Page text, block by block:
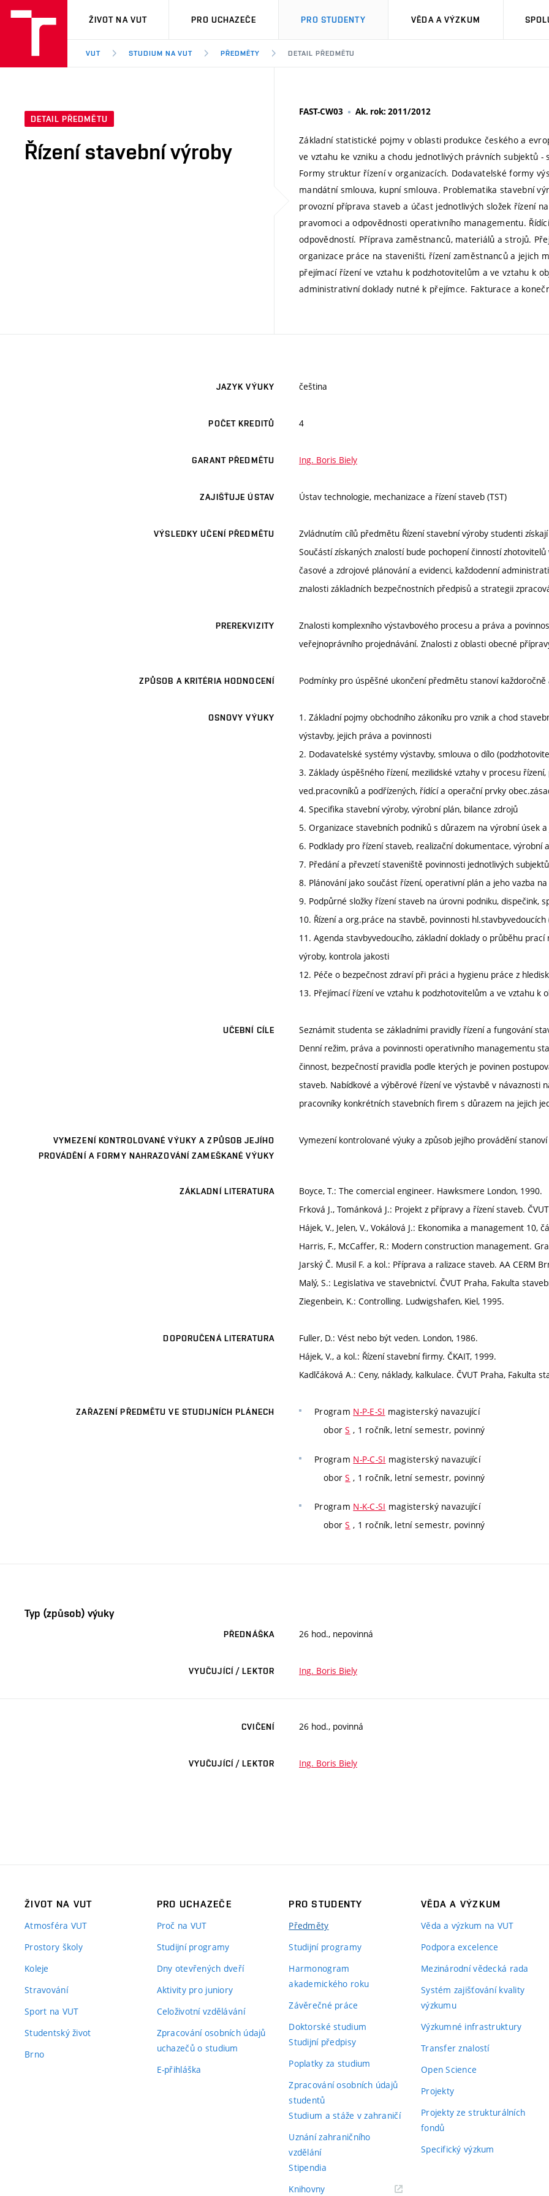
VUT
ŽIVOT NA VUT PRO UCHAZEČE PRO STUDENTY VĚDA A VÝZKUM
VUT STUDIUM NA VUT PŘEDMĚTY DETAIL PŘEDMĚTU
DETAIL PŘEDMĚTU
Řízení stavební výroby
FAST-CW03 Ak. rok: 2011/2012
Základní statistické pojmy v oblasti produkce českého a
ve vztahu ke vzniku a chodu jednotlivých právních subjektů
Formy struktur řízení v organizacích. Dodavatelské formy
mandátní smlouva, kupní smlouva. Problematika stavební
provozní příprava staveb a účast jednotlivých složek řízení
pravomoci a odpovědnosti operativního managementu.
odpovědností. Příprava zaměstnanců, materiálů a strojů.
organizace práce na staveništi, řízení zaměstnanců a jejich
přejímací řízení ve vztahu k podzhotovitelům a ve vztahu k
administrativní doklady nutné k přejímce. Fakturace a
JAZYK VÝUKY čeština
POČET KREDITŮ 4
GARANT PŘEDMĚTU Ing. Boris Biely
ZAJIŠŤUJE ÚSTAV Ústav technologie, mechanizace a řízení staveb (TST)
VÝSLEDKY UČENÍ PŘEDMĚTU
Zvládnutím cílů předmětu Řízení stavební výroby studenti
Součástí získaných znalostí bude pochopení činností
časové a zdrojové plánování a evidenci, každodenní
znalosti základních bezpečnostních předpisů a strategii
PREREKVIZITY
Znalosti komplexního výstavbového procesu a práva a
veřejnoprávního projednávání. Znalosti z oblasti obecné
ZPŮSOB A KRITÉRIA HODNOCENÍ Podmínky pro úspěšné ukončení předmětu stanoví
OSNOVY VÝUKY
1. Základní pojmy obchodního zákoníku pro vznik a chod
výstavby, jejich práva a povinnosti
2. Dodavatelské systémy výstavby, smlouva o dílo
3. Základy úspěšného řízení, mezilidské vztahy v procesu
ved.pracovníků a podřízených, řídící a operační prvky
4. Specifika stavební výroby, výrobní plán, bilance zdrojů
5. Organizace stavebních podniků s důrazem na výrobní úsek
6. Podklady pro řízení staveb, realizační dokumentace, výrobní
7. Předání a převzetí staveniště povinnosti jednotlivých subjektů
8. Plánování jako součást řízení, operativní plán a jeho vazba
9. Podpůrné složky řízení staveb na úrovni podniku, dispečink,
10. Řízení a org.práce na stavbě, povinnosti
11. Agenda stavbyvedoucího, základní doklady o průběhu
výroby, kontrola jakosti
12. Péče o bezpečnost zdraví při práci a hygienu práce z
13. Přejímací řízení ve vztahu k podzhotovitelům a ve vztahu
UČEBNÍ CÍLE
Seznámit studenta se základními pravidly řízení a fungování
Denní režim, práva a povinnosti operativního managementu
činnost, bezpečností pravidla podle kterých je povinen
staveb. Nabídkové a výběrové řízení ve výstavbě v
pracovníky konkrétních stavebních firem s důrazem na jejich
VYMEZENÍ KONTROLOVANÉ VÝUKY A ZPŮSOB JEJÍHO
PROVÁDĚNÍ A FORMY NAHRAZOVÁNÍ ZAMEŠKANÉ VÝUKY
Vymezení kontrolované výuky a způsob jejího provádění
ZÁKLADNÍ LITERATURA
Boyce, T.: The comercial engineer. Hawksmere London, 1990.
Frková J., Tománková J.: Projekt z přípravy a řízení staveb.
Hájek, V., Jelen, V., Vokálová J.: Ekonomika a management 10,
Harris, F., McCaffer, R.: Modern construction management.
Jarský Č. Musil F. a kol.: Příprava a ralizace staveb. AA CERM
Malý, S.: Legislativa ve stavebnictví. ČVUT Praha, Fakulta
Ziegenbein, K.: Controlling. Ludwigshafen, Kiel, 1995.
DOPORUČENÁ LITERATURA
Fuller, D.: Vést nebo být veden. London, 1986.
Hájek, V., a kol.: Řízení stavební firmy. ČKAIT, 1999.
Kadlčáková A.: Ceny, náklady, kalkulace. ČVUT Praha, Fakulta
ZAŘAZENÍ PŘEDMĚTU VE STUDIJNÍCH PLÁNECH Program N-P-E-SI magisterský navazující
oborS , 1 ročník, letní semestr, povinný
Program N-P-C-SI magisterský navazující
oborS , 1 ročník, letní semestr, povinný
Program N-K-C-SI magisterský navazující
oborS , 1 ročník, letní semestr, povinný
Typ (způsob) výuky
PŘEDNÁŠKA 26 hod., nepovinná
VYUČUJÍCÍ / LEKTOR Ing. Boris Biely
CVIČENÍ 26 hod., povinná
VYUČUJÍCÍ / LEKTOR Ing. Boris Biely
ŽIVOT NA VUT
Atmosféra VUT
Prostory školy
Koleje
Stravování
Sport na VUT
Studentský život
Brno
PRO UCHAZEČE
Proč na VUT
Studijní programy
Dny otevřených dveří
Aktivity pro juniory
Celoživotní vzdělávání
Zpracování osobních údajů
uchazečů o studium
E-přihláška
PRO STUDENTY
Předměty
Studijní programy
Harmonogram
akademického roku
Závěrečné práce
Doktorské studium
Studijní předpisy
Poplatky za studium
Zpracování osobních údajů
studentů
Studium a stáže v zahraničí
Uznání zahraničního
vzdělání
Stipendia
Knihovny(externí
VĚDA A VÝZKUM
Věda a výzkum na VUT
Podpora excelence
Mezinárodní vědecká rada
Systém zajišťování kvality
výzkumu
Výzkumné infrastruktury
Transfer znalostí
Open Science
Projekty
Projekty ze strukturálních
fondů
Specifický výzkum